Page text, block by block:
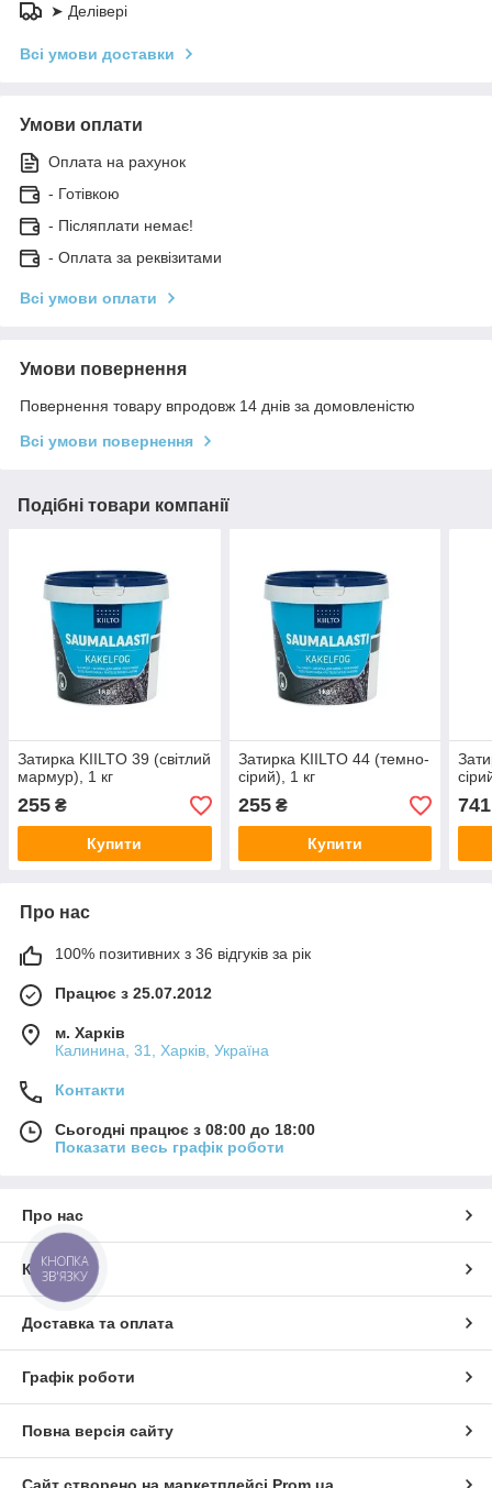
➤ Делівері
Всі умови доставки
Умови оплати
Оплата на рахунок
- Готівкою
- Післяплати немає!
- Оплата за реквізитами
Всі умови оплати
Умови повернення
Повернення товару впродовж 14 днів за домовленістю
Всі умови повернення
Подібні товари компанії
Затирка KIILTO 39 (світлий
мармур), 1 кг
255 ₴
Купити
Затирка KIILTO 44 (темно-
сірий), 1 кг
255₴
Купити
741
Про нас
100% позитивних з 36 відгуків за рік
Працює з 25.07.2012
м. Харків
Калинина, 31, Харків, Україна
Контакти
Сьогодні працює з 08:00 до 18:00
Показати весь графік роботи
Про нас
Контакти
Доставка та оплата
Графік роботи
Повна версія сайту
КНОПКА
ЗВ'ЯЗКУ